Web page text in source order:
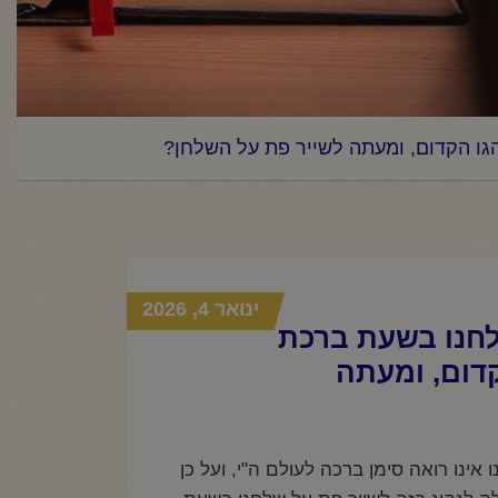
הקדום, ומעתה לשייר פת על השלחן?
בשעת ברכת
ומעתה
ינואר 4, 2026
רואה סימן ברכה לעולם ה"י, ועל כן